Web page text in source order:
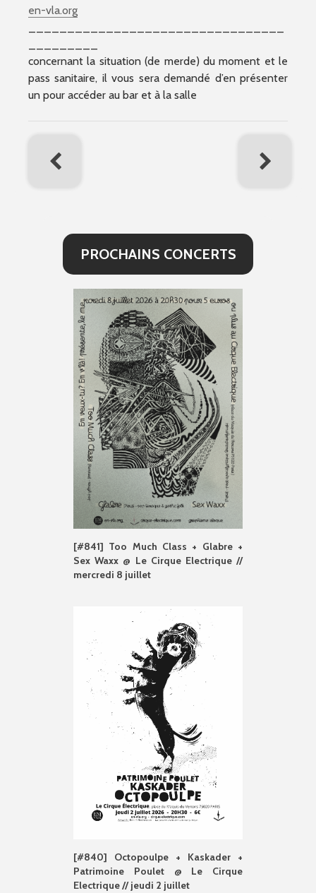
en-vla.org
concernant la situation (de merde) du moment et le
pass sanitaire, il vous sera demandé d’en présenter
un pour accéder au bar et à la salle
PROCHAINS CONCERTS
[#841] Too Much Class + Glabre +
Sex Waxx @ Le Cirque Electrique //
mercredi 8 juillet
[#840] Octopoulpe + Kaskader +
Patrimoine Poulet @ Le Cirque
Electrique // jeudi 2 juillet